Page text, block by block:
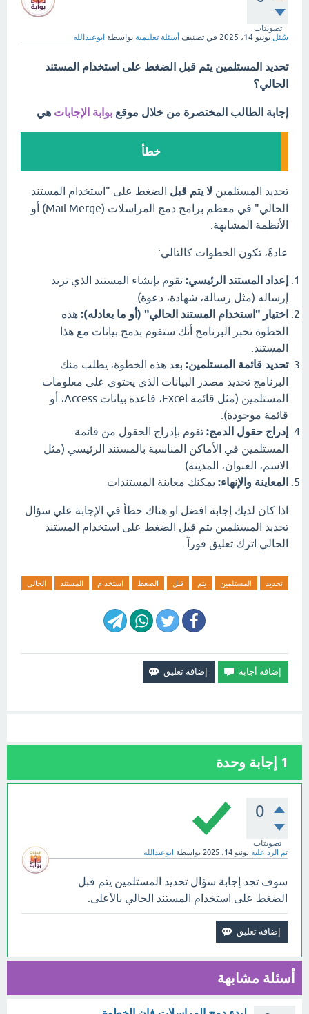
تصويتات
سُئل يونيو 14، 2025 في تصنيف أسئلة تعليمية بواسطة ابوعبدالله
تحديد المستلمين يتم قبل الضغط على استخدام المستند
الحالي؟
إجابة الطالب المختصرة من خلال موقع بوابة الإجابات هي
خطأ
تحديد المستلمين لا يتم قبل الضغط على "استخدام المستند
الحالي" في معظم برامج دمج المراسلات (Mail Merge) أو
الأنظمة المشابهة.
عادةً، تكون الخطوات كالتالي:
إعداد المستند الرئيسي: تقوم بإنشاء المستند الذي تريد
إرساله (مثل رسالة، شهادة، دعوة).
اختيار "استخدام المستند الحالي" (أو ما يعادله): هذه
الخطوة تخبر البرنامج أنك ستقوم بدمج بيانات مع هذا
المستند.
تحديد قائمة المستلمين: بعد هذه الخطوة، يطلب منك
البرنامج تحديد مصدر البيانات الذي يحتوي على معلومات
المستلمين (مثل قائمة Excel، قاعدة بيانات Access، أو
قائمة موجودة).
إدراج حقول الدمج: تقوم بإدراج الحقول من قائمة
المستلمين في الأماكن المناسبة بالمستند الرئيسي (مثل
الاسم، العنوان، المدينة).
المعاينة والإنهاء: يمكنك معاينة المستندات
اذا كان لديك إجابة افضل او هناك خطأ في الإجابة علي سؤال
تحديد المستلمين يتم قبل الضغط على استخدام المستند
الحالي اترك تعليق فورآ.
تحديد المستلمين يتم قبل الضغط استخدام المستند الحالي
1 إجابة وحدة
0
تصويتات
تم الرد عليه يونيو 14، 2025 بواسطة ابوعبدالله
سوف تجد إجابة سؤال تحديد المستلمين يتم قبل
الضغط على استخدام المستند الحالي بالأعلى.
أسئلة مشابهة